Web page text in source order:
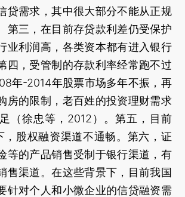
贷需求，其中很大部分不能从正规
第三，在目前存贷款利差仍受保护
业利润高，各类资本都有进入银行
四，受管制的存款利率经常跑不过
年-2014年股票市场多年不振，再
房的限制，老百姓的投资理财需求
（徐忠等，2012）。第五，目前
，股权融资渠道不通畅。第六，证
等的产品销售受制于银行渠道，有
售渠道。在这些背景下，目前我国
针对个人和小微企业的信贷融资需